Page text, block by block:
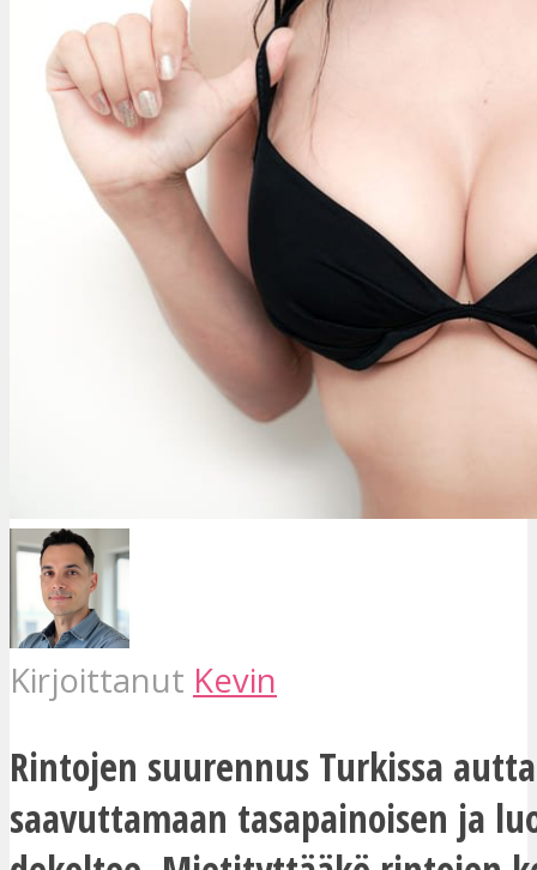
Kirjoittanut Kevin
Rintojen suurennus Turkissa
saavuttamaan tasapainoisen ja